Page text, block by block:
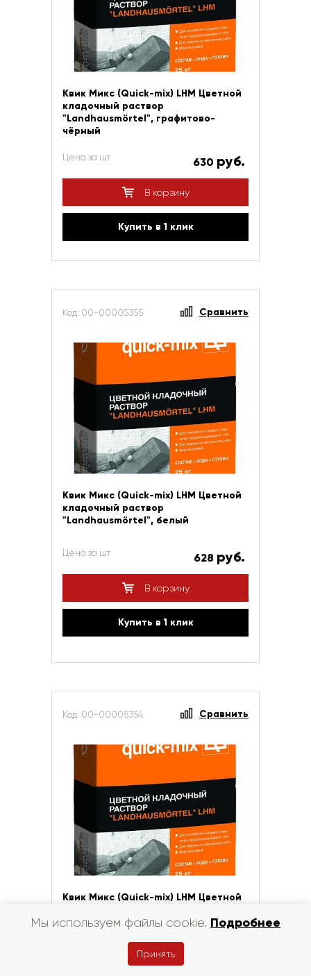
Квик Микс (Quick-mix) LHM Цветной
кладочный раствор
"Landhausmörtel", графитово-
чёрный
Цена за шт 630 руб.
В корзину
Купить в 1 клик
Код: 00-00005355 Сравнить
Квик Микс (Quick-mix) LHM Цветной
кладочный раствор
"Landhausmörtel", белый
Цена за шт 628 руб.
В корзину
Купить в 1 клик
Код: 00-00005354 Сравнить
Квик Микс (Quick-mix) LHM Цветной
"Landhausmörtel", светло-серый
Мы используем файлы cookie. Подробнее
Принять